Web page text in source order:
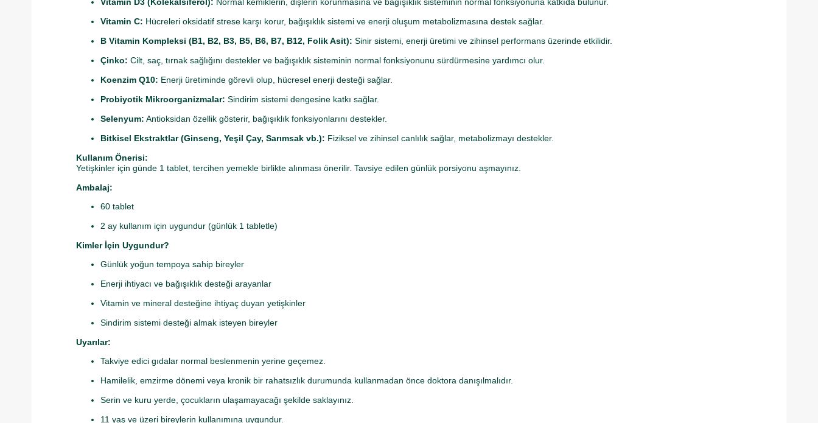
Vitamin C: Hücreleri oksidatif strese karşı korur, bağışıklık sistemi ve enerji oluşum metabolizmasına destek sağlar.
B Vitamin Kompleksi (B1, B2, B3, B5, B6, B7, B12, Folik Asit): Sinir sistemi, enerji üretimi ve zihinsel performans üzerinde etkilidir.
Çinko: Cilt, saç, tırnak sağlığını destekler ve bağışıklık sisteminin normal fonksiyonunu sürdürmesine yardımcı olur.
Koenzim Q10: Enerji üretiminde görevli olup, hücresel enerji desteği sağlar.
Probiyotik Mikroorganizmalar: Sindirim sistemi dengesine katkı sağlar.
Selenyum: Antioksidan özellik gösterir, bağışıklık fonksiyonlarını destekler.
Bitkisel Ekstraktlar (Ginseng, Yeşil Çay, Sarımsak vb.): Fiziksel ve zihinsel canlılık sağlar, metabolizmayı destekler.
Kullanım Önerisi:
Yetişkinler için günde 1 tablet, tercihen yemekle birlikte alınması önerilir. Tavsiye edilen günlük porsiyonu aşmayınız.
Ambalaj:
60 tablet
2 ay kullanım için uygundur (günlük 1 tabletle)
Kimler İçin Uygundur?
Günlük yoğun tempoya sahip bireyler
Enerji ihtiyacı ve bağışıklık desteği arayanlar
Vitamin ve mineral desteğine ihtiyaç duyan yetişkinler
Sindirim sistemi desteği almak isteyen bireyler
Uyarılar:
Takviye edici gıdalar normal beslenmenin yerine geçemez.
Hamilelik, emzirme dönemi veya kronik bir rahatsızlık durumunda kullanmadan önce doktora danışılmalıdır.
Serin ve kuru yerde, çocukların ulaşamayacağı şekilde saklayınız.
11 yaş ve üzeri bireylerin kullanımına uygundur.